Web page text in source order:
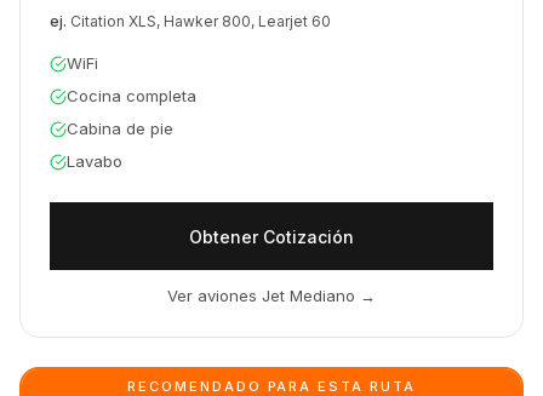
ej. Citation XLS, Hawker 800, Learjet 60
WiFi
Cocina completa
Cabina de pie
Lavabo
Obtener Cotización
Ver aviones Jet Mediano →
RECOMENDADO PARA ESTA RUTA